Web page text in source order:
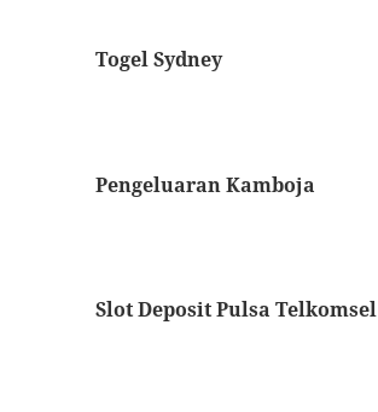
Togel Sydney
Pengeluaran Kamboja
Slot Deposit Pulsa Telkomsel